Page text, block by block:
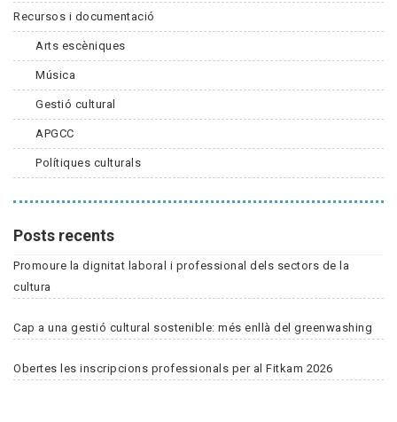
Recursos i documentació
Arts escèniques
Música
Gestió cultural
APGCC
Polítiques culturals
Posts recents
Promoure la dignitat laboral i professional dels sectors de la
cultura
Cap a una gestió cultural sostenible: més enllà del greenwashing
Obertes les inscripcions professionals per al Fitkam 2026